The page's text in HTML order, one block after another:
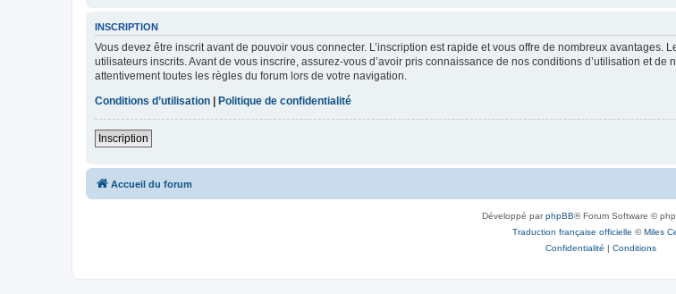
INSCRIPTION
Vous devez être inscrit avant de pouvoir vous connecter. L’inscription est rapide et vous offre de nombreux
utilisateurs inscrits. Avant de vous inscrire, assurez-vous d’avoir pris connaissance de nos conditions d’utilisation et
attentivement toutes les règles du forum lors de votre navigation.
Conditions d’utilisation
Politique de confidentialité
Inscription
Accueil du forum
Développé parphpBB® Forum Software ©
Traduction française officielle ©Miles
Confidentialité | Conditions